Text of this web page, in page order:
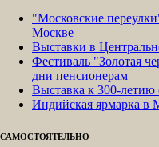
"Московские
Москве
Выставки в
Фестиваль "Золотая
дни пенсионерам
Выставка к 300-
Индийская ярмарка в
САМОСТОЯТЕЛЬНО